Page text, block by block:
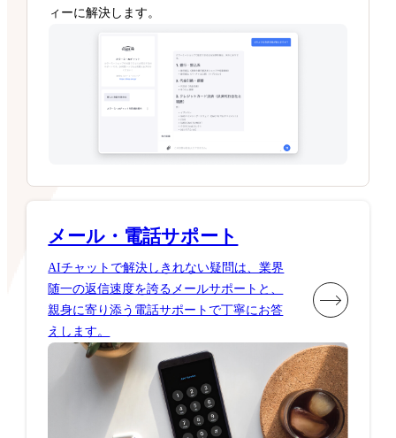
ィーに解決します。
メール・電話サポート
AIチャットで解決しきれない疑問は、業界
随一の返信速度を誇るメールサポートと、
親身に寄り添う電話サポートで丁寧にお答
えします。